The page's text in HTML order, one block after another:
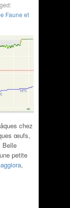
Faune et
chez
œufs,
Belle
petite
,